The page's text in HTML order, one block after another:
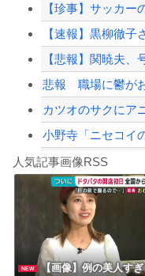
【速報】黒柳徹
悲報 職場に鬱が
カツオのサクにア
小野寺「ニセコイ
8/4のニュース
更新中止のお知ら
人気記事画像RSS
NEW
【画像】例の美人す